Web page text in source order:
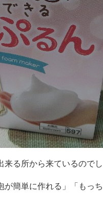
る所から来ているので
簡単に作れる」「もっ